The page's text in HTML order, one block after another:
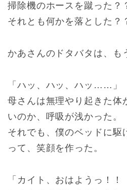
掃除機のホースを蹴った？
それとも何かを落とした？
かあさんのドタバタは、も
「ハッ、ハッ、ハッ……」
母さんは無理やり起きた体
いのか、呼吸が浅かった。
それでも、僕のベッドに駆
って、笑顔を作った。
「カイト、おはようっ！